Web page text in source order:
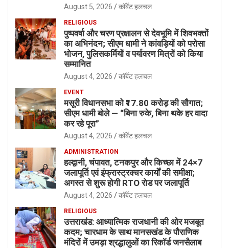
August 5, 2026 कॉर्बेट हलचल
RELIGIOUS
पुष्पवर्षा और चरण प्रक्षालन से देवभूमि में शिवभक्तों
का अभिनंदन; सीएम धामी ने कांवड़ियों को परोसा
भोजन, पुलिसकर्मियों व पर्यावरण मित्रों को किया
सम्मानित
August 4, 2026 कॉर्बेट हलचल
EVENT
मसूरी विधानसभा को ₹17.80 करोड़ की सौगात;
सीएम धामी बोले — “बिना रुके, बिना थके हर वादा
कर रहे पूरा”
August 4, 2026 कॉर्बेट हलचल
ADMINISTRATION
हल्द्वानी, चंपावत, टनकपुर और किच्छा में 24×7
जलापूर्ति एवं इंफ्रास्ट्रक्चर कार्यों की समीक्षा;
अगस्त से शुरू होगी RTO रोड पर जलापूर्ति
August 4, 2026 कॉर्बेट हलचल
RELIGIOUS
उत्तराखंड: आध्यात्मिक राजधानी की ओर मजबूत
कदम; चारधाम के साथ मानसखंड के पौराणिक
मंदिरों में उमड़ा श्रद्धालुओं का रिकॉर्ड जनसैलाब